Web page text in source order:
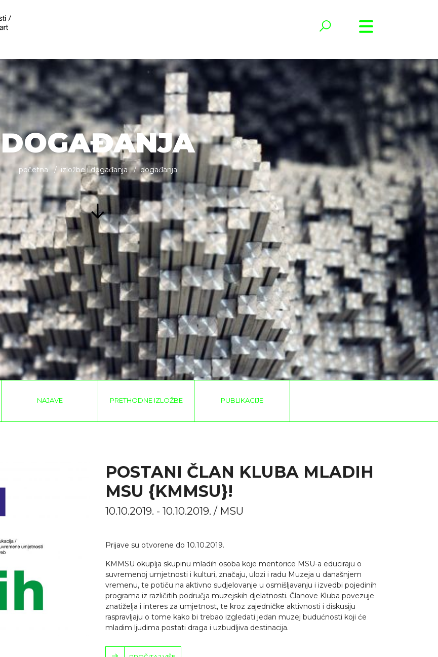
DOGAĐANJA
početna izložbe i događanja događanja
NAJAVE PRETHODNE IZLOŽBE PUBLIKACIJE
POSTANI ČLAN KLUBA MLADIH
MSU {KMMSU}!
10.10.2019. - 10.10.2019. / MSU
Prijave su otvorene do 10.10.2019.
KMMSU okuplja skupinu mladih osoba koje mentorice MSU-a educiraju o
suvremenoj umjetnosti i kulturi, značaju, ulozi i radu Muzeja u današnjem
vremenu, te potiču na aktivno sudjelovanje u osmišljavanju i izvedbi pojedinih
programa iz različitih područja muzejskih djelatnosti. Članove Kluba povezuje
znatiželja i interes za umjetnost, te kroz zajedničke aktivnosti i diskusiju
raspravljaju o tome kako bi trebao izgledati jedan muzej budućnosti koji će
mladim ljudima postati draga i uzbudljiva destinacija.